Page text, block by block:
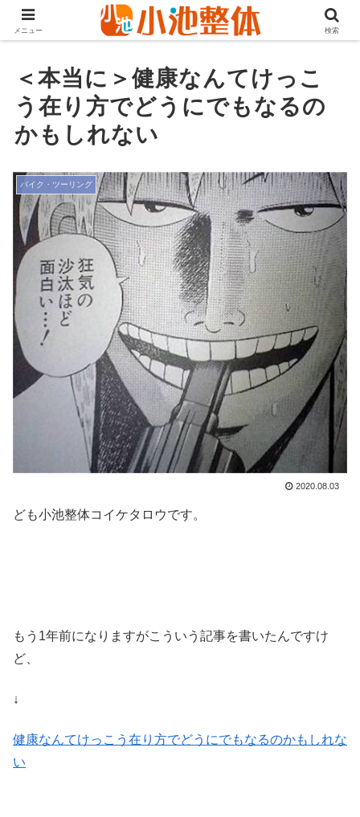
ＪＲ山手線高田馬場駅より徒歩3分・早稲田・新大久保からも至近
＜本当に＞健康なんてけっこ
う在り方でどうにでもなるの
かもしれない
バイク・ツーリング
2020.08.03
ども小池整体コイケタロウです。
もう1年前になりますがこういう記事を書いたんですけ
ど、
↓
健康なんてけっこう在り方でどうにでもなるのかもしれな
い
メニュー 検索